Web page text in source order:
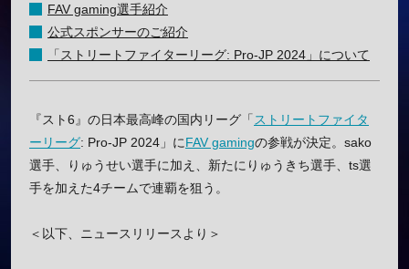
FAV gaming選手紹介
公式スポンサーのご紹介
「ストリートファイターリーグ: Pro-JP 2024」について
『スト6』の日本最高峰の国内リーグ「 ストリートファイタ
ーリーグ: Pro-JP 2024」にFAV gamingの参戦が決定。sako
選手、りゅうせい選手に加え、新たにりゅうきち選手、ts選
手を加えた4チームで連覇を狙う。
＜以下、ニュースリリースより＞